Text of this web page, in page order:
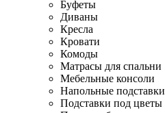
Буфеты
Диваны
Кресла
Кровати
Комоды
Матрасы для спальни
Мебельные консоли
Напольные подставки
Подставки под цветы